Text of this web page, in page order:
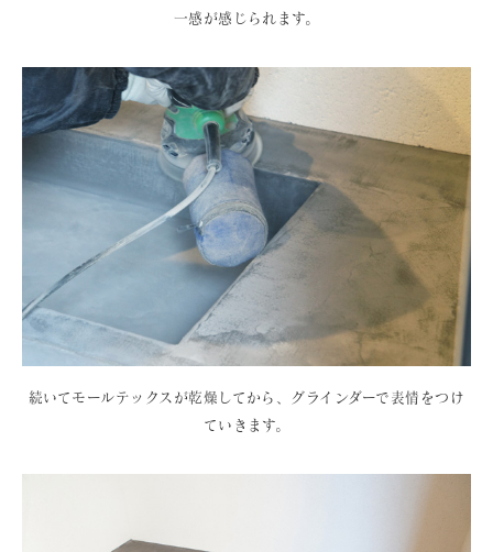
一感が感じられます。
続いてモールテックスが乾燥してから、グラインダーで表情をつけ
ていきます。